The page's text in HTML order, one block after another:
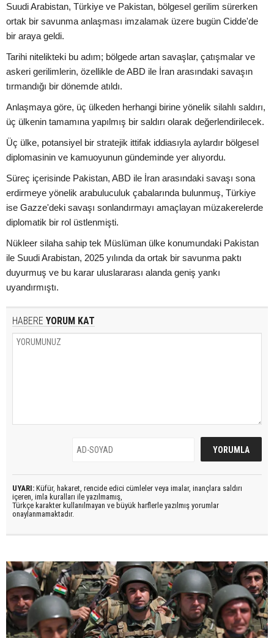
Suudi Arabistan, Türkiye ve Pakistan, bölgesel gerilim sürerken
ortak bir savunma anlaşması imzalamak üzere bugün Cidde'de
bir araya geldi.
Tarihi nitelikteki bu adım; bölgede artan savaşlar, çatışmalar ve
askeri gerilimlerin, özellikle de ABD ile İran arasındaki savaşın
tırmandığı bir dönemde atıldı.
Anlaşmaya göre, üç ülkeden herhangi birine yönelik silahlı saldırı,
üç ülkenin tamamına yapılmış bir saldırı olarak değerlendirilecek.
Üç ülke, potansiyel bir stratejik ittifak iddiasıyla aylardır bölgesel
diplomasinin ve kamuoyunun gündeminde yer alıyordu.
Süreç içerisinde Pakistan, ABD ile İran arasındaki savaşı sona
erdirmeye yönelik arabuluculuk çabalarında bulunmuş, Türkiye
ise Gazze'deki savaşı sonlandırmayı amaçlayan müzakerelerde
diplomatik bir rol üstlenmişti.
Nükleer silaha sahip tek Müslüman ülke konumundaki Pakistan
ile Suudi Arabistan, 2025 yılında da ortak bir savunma paktı
duyurmuş ve bu karar uluslararası alanda geniş yankı
uyandırmıştı.
HABERE YORUM KAT
UYARI: Küfür, hakaret, rencide edici cümleler veya imalar, inançlara saldırı
içeren, imla kuralları ile yazılmamış,
Türkçe karakter kullanılmayan ve büyük harflerle yazılmış yorumlar
onaylanmamaktadır.